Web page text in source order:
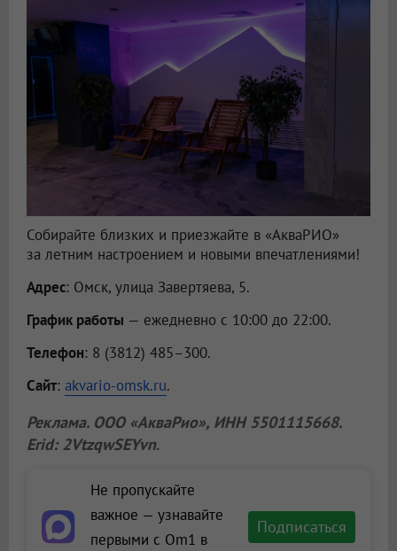
Собирайте близких и приезжайте в «АкваРИО»
за летним настроением и новыми впечатлениями!
Адрес: Омск, улица Завертяева, 5.
График работы — ежедневно с 10:00 до 22:00.
Телефон: 8 (3812) 485–300.
Сайт: akvario-omsk.ru.
Реклама. ООО «АкваРио», ИНН 5501115668.
Erid: 2VtzqwSEYvn.
Не пропускайте
важное — узнавайте
первыми с Om1 в
Подписаться